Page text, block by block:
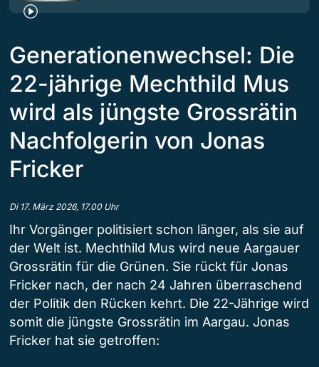
Generationenwechsel: Die
22-jährige Mechthild Mus
wird als jüngste Grossrätin
Nachfolgerin von Jonas
Fricker
Di 17. März 2026, 17.00 Uhr
Ihr Vorgänger politisiert schon länger, als sie auf
der Welt ist. Mechthild Mus wird neue Aargauer
Grossrätin für die Grünen. Sie rückt für Jonas
Fricker nach, der nach 24 Jahren überraschend
der Politik den Rücken kehrt. Die 22-Jährige wird
somit die jüngste Grossrätin im Aargau. Jonas
Fricker hat sie getroffen: